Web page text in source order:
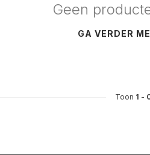
Geen
GA VERDER
Toon 1 -